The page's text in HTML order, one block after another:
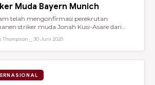
Muda Bayern Munich
telah mengonfirmasi perekrutan
striker muda Jonah Kusi-Asare dari
Thompson ⎯ 30 Juni 2026